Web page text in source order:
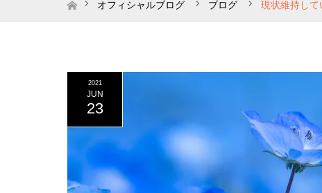
ホームオフィシャルブログ ブログ 現状維持して
2021
JUN
23